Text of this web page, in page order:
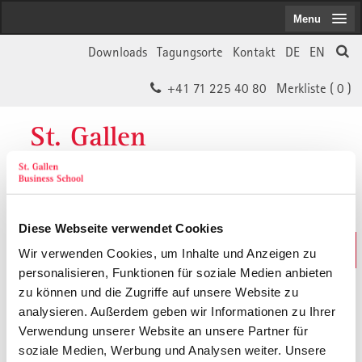
Diese Webseite verwendet Cookies
Wir verwenden Cookies, um Inhalte und Anzeigen zu
personalisieren, Funktionen für soziale Medien anbieten
zu können und die Zugriffe auf unsere Website zu
analysieren. Außerdem geben wir Informationen zu Ihrer
Verwendung unserer Website an unsere Partner für
soziale Medien, Werbung und Analysen weiter. Unsere
EN
DE
Kontakt
Tagungsorte
Downloads
Merkliste ( 0 )
+41 71 225 40 80
St. Gallen
Business School
Weiterbildungs-Suche
In 30 Sekunden das Passende finden
Menu
Der von Ihnen gesuchte Inhalt ist